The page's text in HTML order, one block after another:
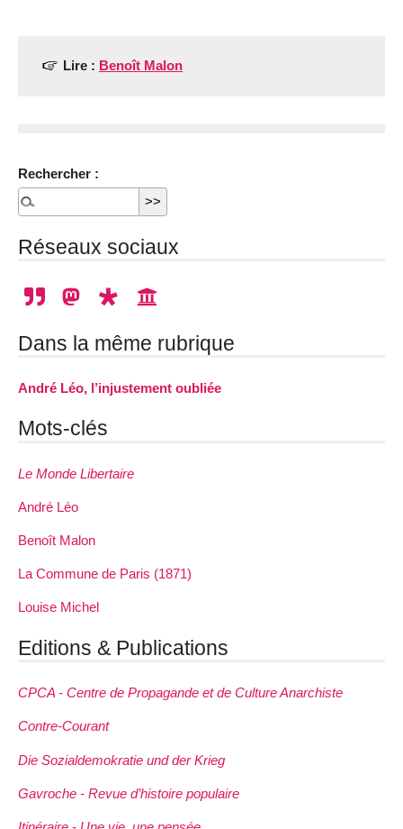
Lire : Benoît Malon
Rechercher :
Réseaux sociaux
Dans la même rubrique
André Léo, l’injustement oubliée
Mots-clés
Le Monde Libertaire
André Léo
Benoît Malon
La Commune de Paris (1871)
Louise Michel
Editions & Publications
CPCA - Centre de Propagande et de Culture Anarchiste
Contre-Courant
Die Sozialdemokratie und der Krieg
Gavroche - Revue d’histoire populaire